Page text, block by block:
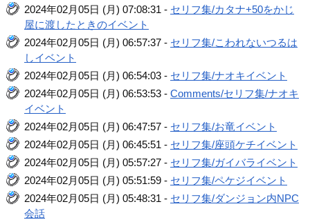
2024年02月05日 (月) 07:08:31 - セリフ集/カタナ+50をかじ
屋に渡したときのイベント
2024年02月05日 (月) 06:57:37 - セリフ集/こわれないつるは
しイベント
2024年02月05日 (月) 06:54:03 - セリフ集/ナオキイベント
2024年02月05日 (月) 06:53:53 -Comments/セリフ集/ナオキ
イベント
2024年02月05日 (月) 06:47:57 - セリフ集/お竜イベント
2024年02月05日 (月) 06:45:51 - セリフ集/座頭ケチイベント
2024年02月05日 (月) 05:57:27 - セリフ集/ガイバライベント
2024年02月05日 (月) 05:51:59 - セリフ集/ペケジイベント
2024年02月05日 (月) 05:48:31 - セリフ集/ダンジョン内NPC
会話